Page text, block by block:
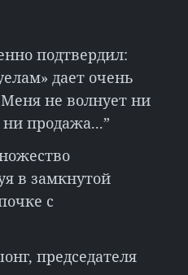
подтвердил:
дает очень
не волнует ни
продажа...”
в замкнутой
с
председателя